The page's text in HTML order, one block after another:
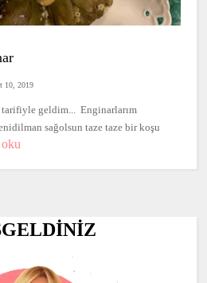
10, 2019
tarifiyle geldim... Enginarlarım
sağolsun taze taze bir koşu